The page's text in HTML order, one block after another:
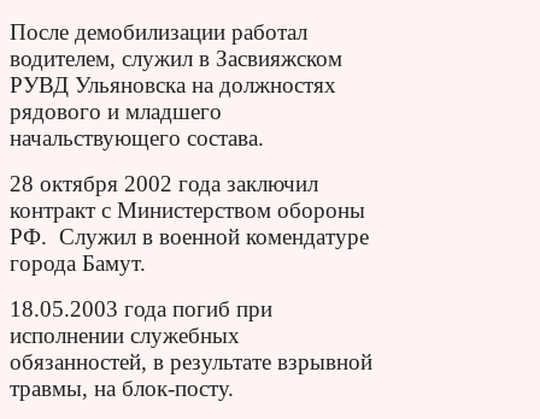
После демобилизации работал
водителем, служил в Засвияжском
РУВД Ульяновска на должностях
рядового и младшего
начальствующего состава.
28 октября 2002 года заключил
контракт с Министерством обороны
РФ. Служил в военной комендатуре
города Бамут.
18.05.2003 года погиб при
исполнении служебных
обязанностей, в результате взрывной
травмы, на блок-посту.